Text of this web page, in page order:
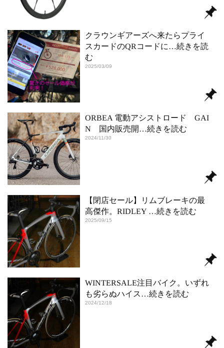
クラウンギアーズへ来たらプライ
スカードのQRコードに …続きを読
む
2025/03/09
ORBEA 電動アシストロード GAI
N 国内販売開 …続きを読む
2024/11/30
【閉店セール】リムブレーキの最
高傑作。RIDLEY …続きを読む
2025/09/15
WINTERSALE注目バイク。いずれ
も劣らぬハイス …続きを読む
2024/12/18